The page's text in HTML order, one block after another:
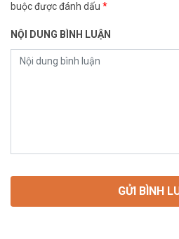
buộc được đánh dấu *
NỘI DUNG BÌNH LUẬN